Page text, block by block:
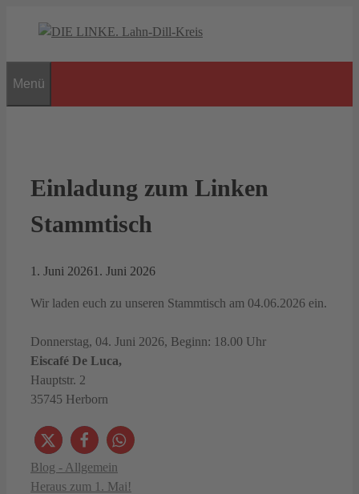
Menü
Einladung zum Linken
Stammtisch
1. Juni 20261. Juni 2026
Wir laden euch zu unseren Stammtisch am 04.06.2026 ein.
Donnerstag, 04. Juni 2026, Beginn: 18.00 Uhr
Eiscafé De Luca,
Hauptstr. 2
35745 Herborn
Kategorien
Blog - Allgemein
Heraus zum 1. Mai!